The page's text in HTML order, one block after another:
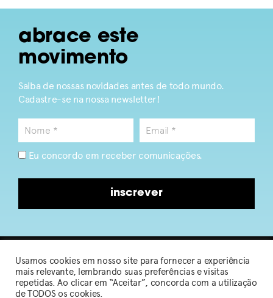
abrace este
movimento
Saiba de nossas novidades antes de todo mundo.
Cadastre-se na nossa newsletter!
Eu concordo em receber comunicações.
inscrever
2026 © Sou de Algodão
Usamos cookies em nosso site para fornecer a experiência
mais relevante, lembrando suas preferências e visitas
repetidas. Ao clicar em “Aceitar”, concorda com a utilização
de TODOS os cookies.